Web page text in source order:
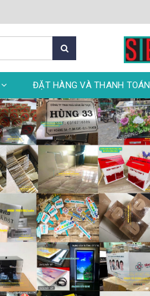
ĐẶT HÀNG VÀ THANH TOÁN